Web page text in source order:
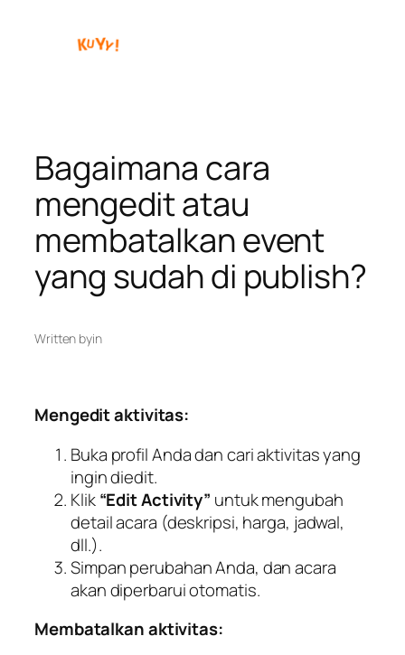
Bagaimana cara
mengedit atau
membatalkan event
yang sudah di publish?
Written byin
Mengedit aktivitas:
Buka profil Anda dan cari aktivitas yang
ingin diedit.
Klik“Edit Activity” untuk mengubah
detail acara (deskripsi, harga, jadwal,
dll.).
Simpan perubahan Anda, dan acara
akan diperbarui otomatis.
Membatalkan aktivitas: